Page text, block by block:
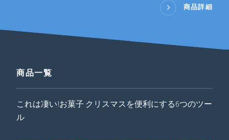
商品詳細
商品一覧
これは凄い!お菓子 クリスマスを便利にする6つのツー
ル